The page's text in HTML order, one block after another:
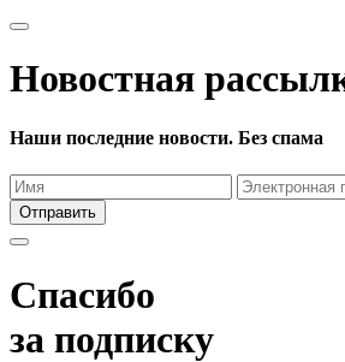
Новостная
Наши последние новости. Без спама
Отправить
Спасибо
за подписку